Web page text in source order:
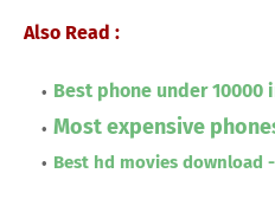
Also Read :
Best phone under 10000
Most expensive
Best hd movies download -